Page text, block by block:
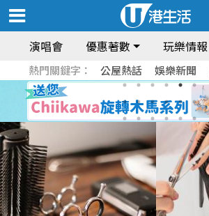
演唱會 優惠著數 玩樂情報
熱門關鍵字： 公屋熱話 娛樂新聞